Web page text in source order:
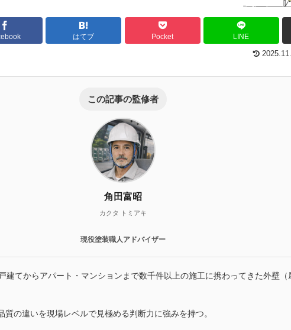
はてブ Pocket LINE
この記事の監修者
角田富昭
カクタ トミアキ
現役塗装職人アドバイザー
建てからアパート・マンションまで数千件以上の施工に携わってきた外壁（
の違いを現場レベルで見極める判断力に強みを持つ。